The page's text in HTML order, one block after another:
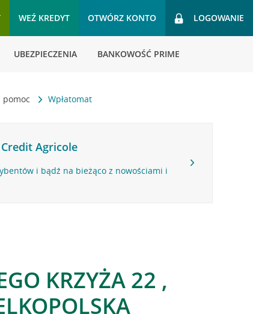
WEŹ KREDYT OTWÓRZ KONTO LOGOWANIE
UBEZPIECZENIA BANKOWOŚĆ PRIME
pomoc Wpłatomat
Agricole
i bądź na bieżąco z nowościami i
KRZYŻA 22 ,